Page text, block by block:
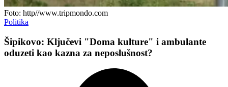
Foto: http//www.tripmondo.com
Politika
Šipikovo: Ključevi "Doma kulture" i ambulante
oduzeti kao kazna za neposlušnost?